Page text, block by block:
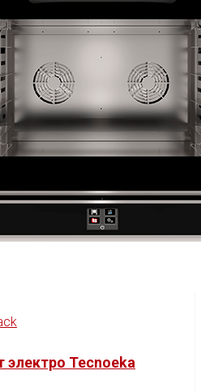
электро Tecnoeka